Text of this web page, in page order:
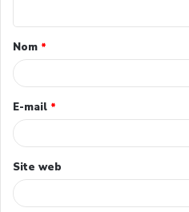
Nom *
E-mail *
Site web